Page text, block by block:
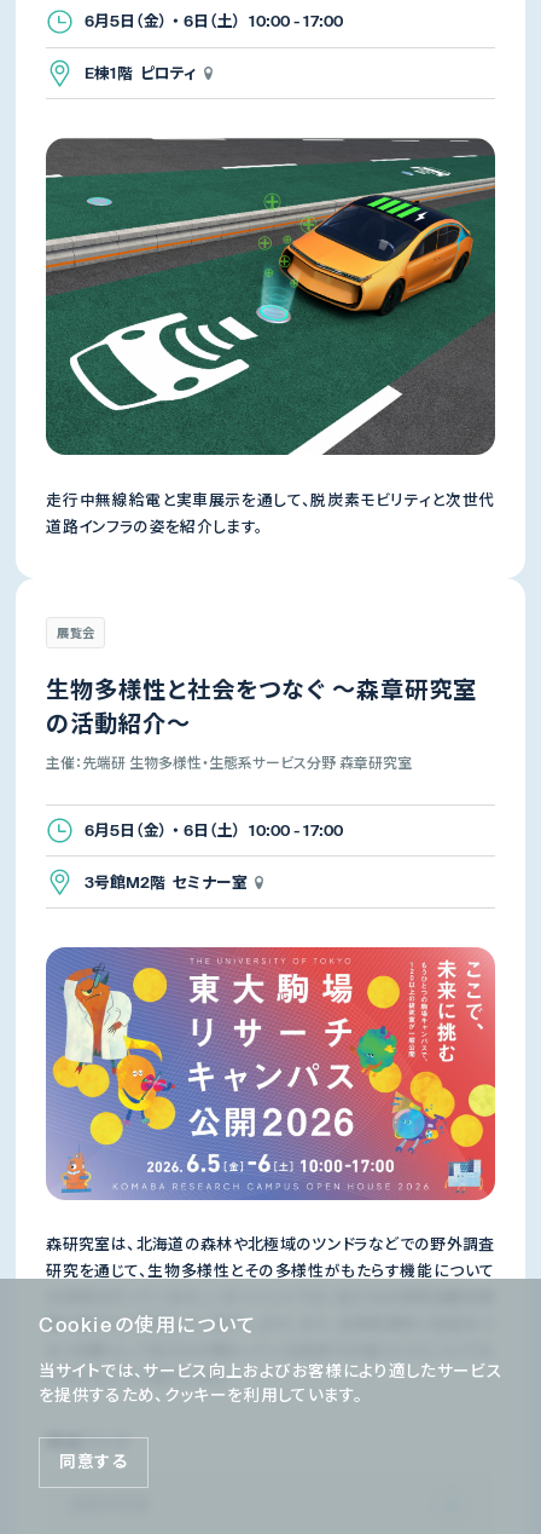
Cookieの使用について
当サイトでは、サービス向上およびお客様により適したサービス
を提供するため、クッキーを利用しています。
同意する
6月5日（金） ・ 6日（土） 10:00 - 17:00
E棟1階 ピロティ
走行中無線給電と実車展示を通して、脱炭素モビリティと次世代
道路インフラの姿を紹介します。
展覧会
生物多様性と社会をつなぐ ～森章研究室
の活動紹介～
主催：先端研 生物多様性・生態系サービス分野 森章研究室
6月5日（金） ・ 6日（土） 10:00 - 17:00
3号館M2階 セミナー室
森研究室は、北海道の森林や北極域のツンドラなどでの野外調査
研究を通じて、生物多様性とその多様性がもたらす機能について
像や展示などを通してご紹介します。また、生物多様性と社会をつ
パネルなどでご紹介します。
関連リンク